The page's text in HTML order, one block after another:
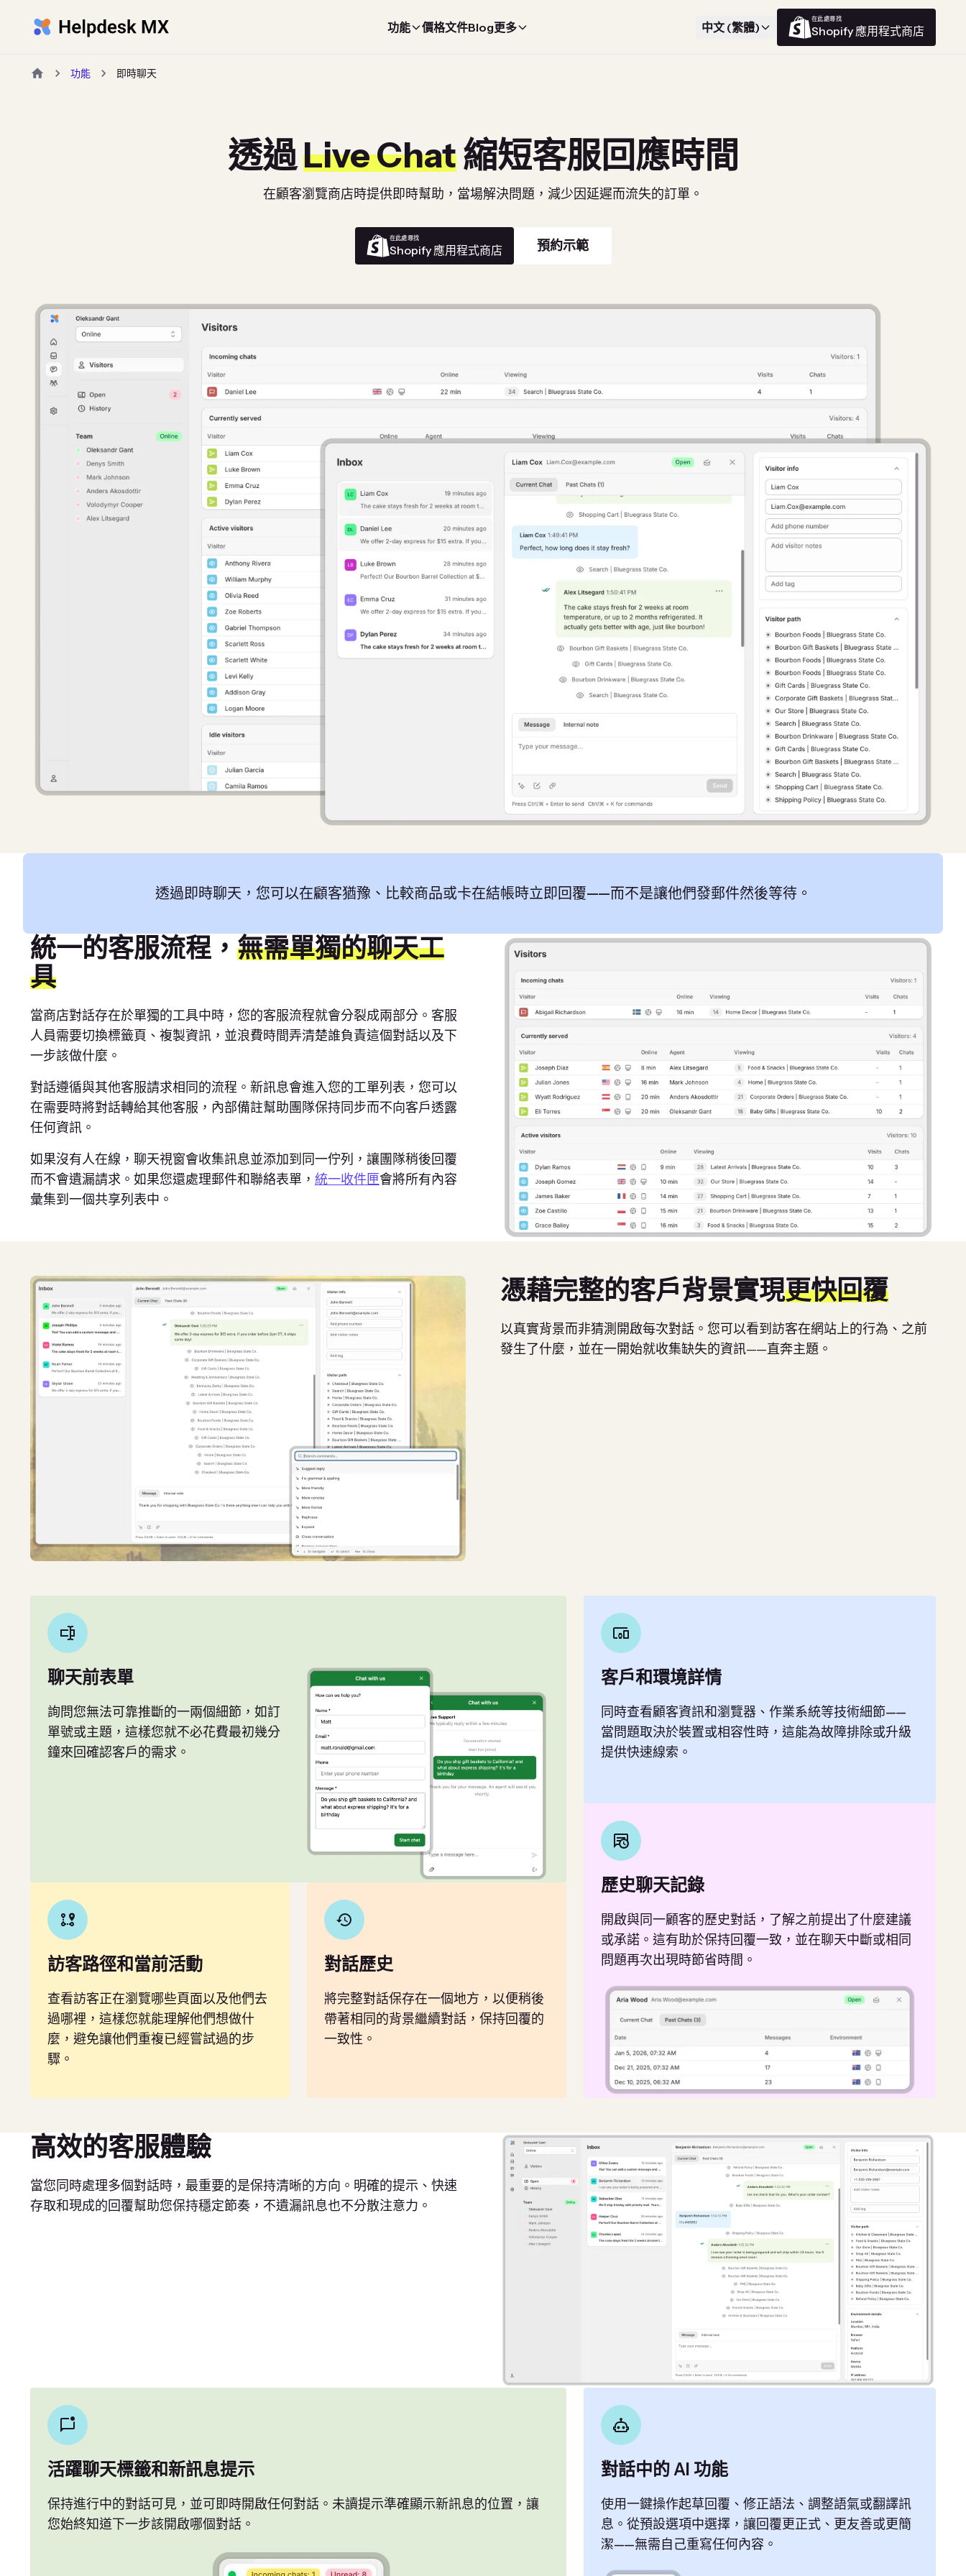
功能 價格文件Blog更多 中文 (繁體)
在此處尋找
Shopify 應用程式商店
功能 即時聊天
透過Live Chat縮短客服回應時間
在顧客瀏覽商店時提供即時幫助，當場解決問題，減少因延遲而流失的訂單。
在此處尋找
Shopify 應用程式商店 預約示範
透過即時聊天，您可以在顧客猶豫、比較商品或卡在結帳時立即回覆——而不是讓他們發郵件然後等待。
統一的客服流程， 無需單獨的聊天工
具
當商店對話存在於單獨的工具中時，您的客服流程就會分裂成兩部分。客服
人員需要切換標籤頁、複製資訊，並浪費時間弄清楚誰負責這個對話以及下
一步該做什麼。
對話遵循與其他客服請求相同的流程。新訊息會進入您的工單列表，您可以
在需要時將對話轉給其他客服，內部備註幫助團隊保持同步而不向客戶透露
任何資訊。
如果沒有人在線，聊天視窗會收集訊息並添加到同一佇列，讓團隊稍後回覆
而不會遺漏請求。如果您還處理郵件和聯絡表單， 統一收件匣會將所有內容
彙集到一個共享列表中。
憑藉完整的客戶背景實現更快回覆
以真實背景而非猜測開啟每次對話。您可以看到訪客在網站上的行為、之前
發生了什麼，並在一開始就收集缺失的資訊——直奔主題。
聊天前表單
詢問您無法可靠推斷的一兩個細節，如訂
單號或主題，這樣您就不必花費最初幾分
鐘來回確認客戶的需求。
訪客路徑和當前活動
查看訪客正在瀏覽哪些頁面以及他們去
過哪裡，這樣您就能理解他們想做什
麼，避免讓他們重複已經嘗試過的步
驟。
對話歷史
將完整對話保存在一個地方，以便稍後
帶著相同的背景繼續對話，保持回覆的
一致性。
客戶和環境詳情
同時查看顧客資訊和瀏覽器、作業系統等技術細節——
當問題取決於裝置或相容性時，這能為故障排除或升級
提供快速線索。
歷史聊天記錄
開啟與同一顧客的歷史對話，了解之前提出了什麼建議
或承諾。這有助於保持回覆一致，並在聊天中斷或相同
問題再次出現時節省時間。
高效的客服體驗
當您同時處理多個對話時，最重要的是保持清晰的方向。明確的提示、快速
存取和現成的回覆幫助您保持穩定節奏，不遺漏訊息也不分散注意力。
活躍聊天標籤和新訊息提示
保持進行中的對話可見，並可即時開啟任何對話。未讀提示準確顯示新訊息的位置，讓
您始終知道下一步該開啟哪個對話。
對話中的 AI 功能
使用一鍵操作起草回覆、修正語法、調整語氣或翻譯訊
息。從預設選項中選擇，讓回覆更正式、更友善或更簡
潔——無需自己重寫任何內容。